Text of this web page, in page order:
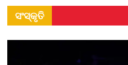
ସଂସ୍କୃତି